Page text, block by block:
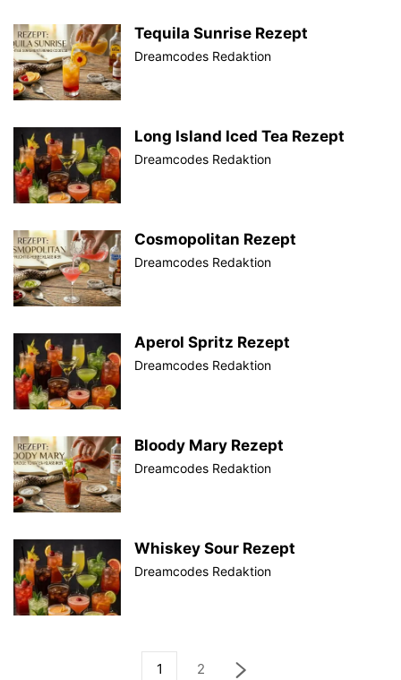
Tequila Sunrise Rezept
Dreamcodes Redaktion
Long Island Iced Tea Rezept
Dreamcodes Redaktion
Cosmopolitan Rezept
Dreamcodes Redaktion
Aperol Spritz Rezept
Dreamcodes Redaktion
Bloody Mary Rezept
Dreamcodes Redaktion
Whiskey Sour Rezept
Dreamcodes Redaktion
1 2